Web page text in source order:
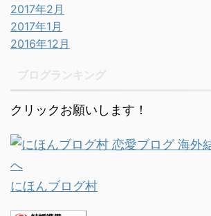
2017年2月
2017年1月
2016年12月
クリックお願いします！
にほんブログ村